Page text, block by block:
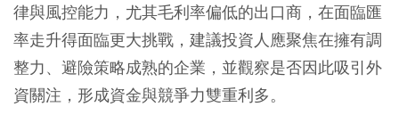
律與風控能力，尤其毛利率偏低的出口商，在面臨匯
率走升得面臨更大挑戰，建議投資人應聚焦在擁有調
整力、避險策略成熟的企業，並觀察是否因此吸引外
資關注，形成資金與競爭力雙重利多。